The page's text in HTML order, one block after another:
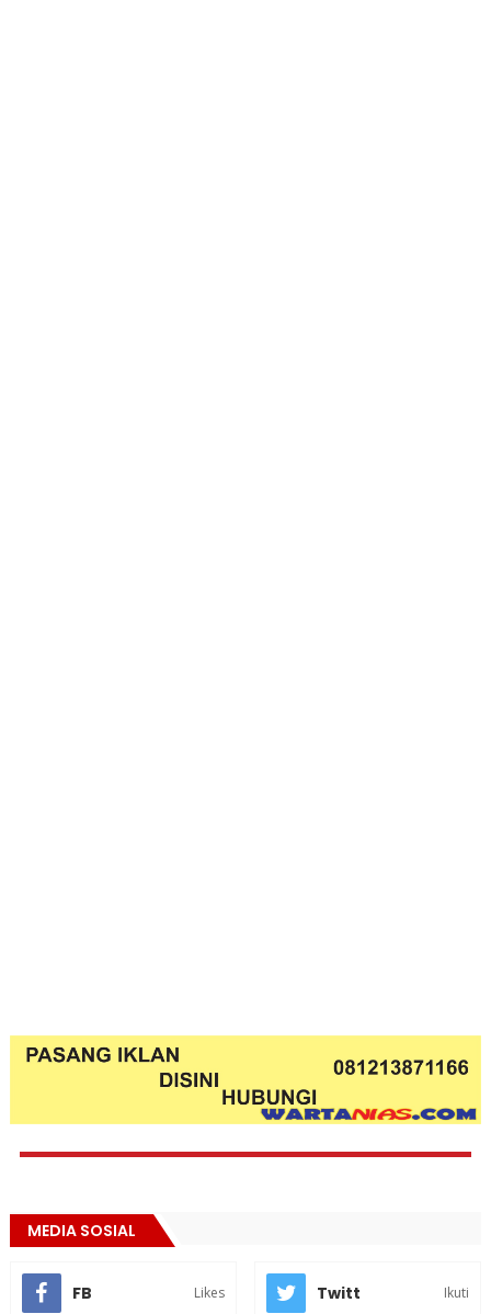
MEDIA SOSIAL
FB Likes Twitt Ikuti